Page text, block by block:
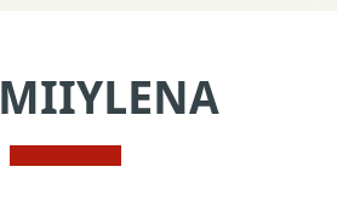
MIIYLENA